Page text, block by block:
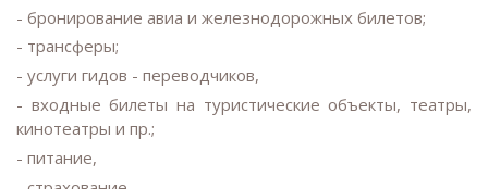
- бронирование авиа и железнодорожных билетов;
- трансферы;
- услуги гидов - переводчиков,
- входные билеты на туристические объекты, театры,
кинотеатры и пр.;
- питание,